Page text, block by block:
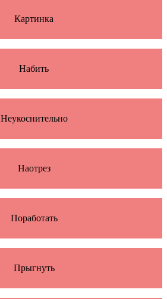
Картинка
Набить
Неукоснительно
Наотрез
Поработать
Прыгнуть